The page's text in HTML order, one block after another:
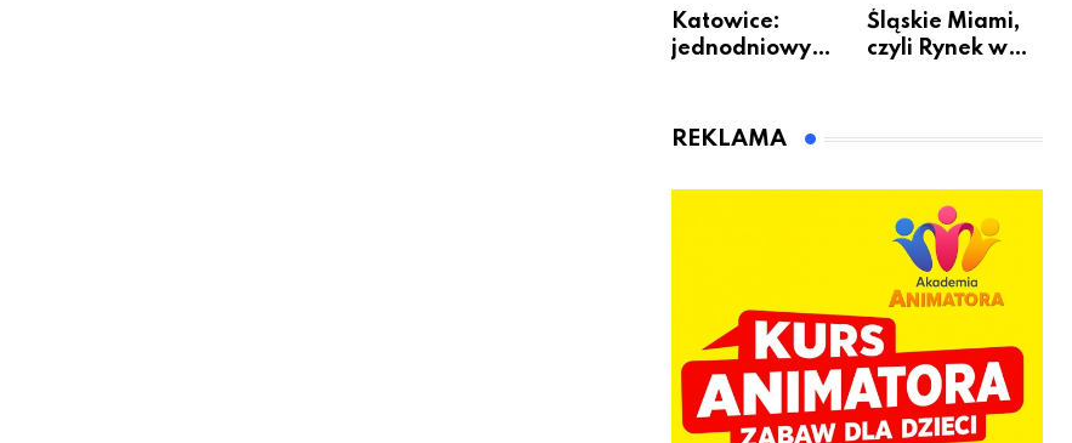
Katowice:
jednodniowy
animatora
Śląskie Miami,
czyli Rynek w
REKLAMA